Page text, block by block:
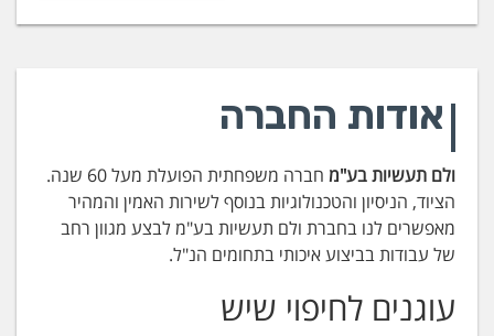
אודות החברה
ולם תעשיות בע"מ
חברה משפחתית הפועלת מעל 60 שנה.
הציוד, הניסיון והטכנולוגיות בנוסף לשירות האמין והמהיר
מאפשרים לנו בחברת ולם תעשיות בע"מ לבצע מגוון רחב
של עבודות בביצוע איכותי בתחומים הנ"ל.
עוגנים לחיפוי שיש